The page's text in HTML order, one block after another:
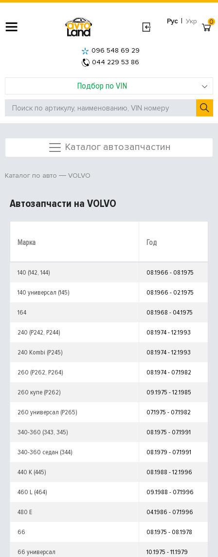
Рус | Укр
Подбор по VIN
096 548 69 29
044 229 53 86
0
Каталог автозапчастин
Каталог по авто VOLVO
Автозапчасти на VOLVO
Марка Год
140 (142, 144) 08.1966 - 08.1975
140 универсал (145) 08.1966 - 02.1975
164 08.1968 - 04.1975
240 (P242, P244) 08.1974 - 12.1993
240 Kombi (P245) 08.1974 - 12.1993
260 (P262, P264) 08.1974 - 07.1982
260 купе (P262) 09.1975 - 12.1985
260 универсал (P265) 07.1975 - 07.1982
340-360 (343, 345) 08.1975 - 07.1991
340-360 седан (344) 08.1979 - 07.1991
440 K (445) 08.1988 - 12.1996
460 L (464) 09.1988 - 07.1996
480 E 04.1986 - 07.1996
66 08.1975 - 08.1978
66 универсал 10.1975 - 11.1979